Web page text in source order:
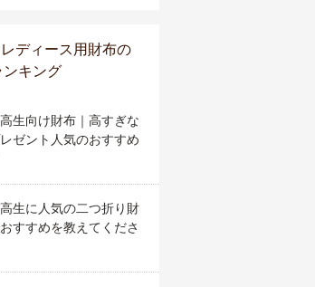
ディース用財布の
ンキング
生向け財布｜高すぎな
ゼント人気のおすすめ
生に人気の二つ折り財
すすめを教えてくださ